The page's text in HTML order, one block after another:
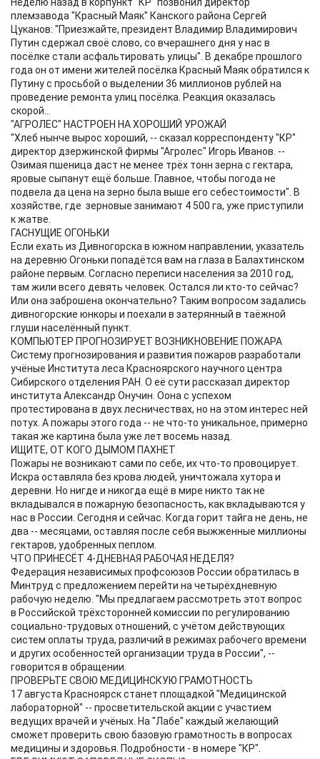
племзавода "Красный Маяк" Канского района Сергей
Цуканов: "Приезжайте, президент Владимир Владимирович
Путин сдержал своё слово, со вчерашнего дня у нас в
посёлке стали асфальтировать улицы". В декабре прошлого
года он от имени жителей посёлка Красный Маяк обратился к
Путину с просьбой о выделении 36 миллионов рублей на
проведение ремонта улиц посёлка. Реакция оказалась
скорой...
"АГРОЛЕС" НАСТРОЕН НА ХОРОШИЙ УРОЖАЙ
"Хлеб нынче вырос хороший, -- сказал корреспонденту "КР"
директор дзержинской фирмы "Агролес" Игорь Иванов. --
Озимая пшеница даст не менее трёх тонн зерна с гектара,
яровые сыпанут ещё больше. Главное, чтобы погода не
подвела да цена на зерно была выше его себестоимости". В
хозяйстве, где зерновые занимают 4 500 га, уже приступили
к жатве.
ГАСНУЩИЕ ОГОНЬКИ
Если ехать из Дивногорска в южном направлении, указатель
на деревню Огоньки попадётся вам на глаза в Балахтинском
районе первым. Согласно переписи населения за 2010 год,
там жили всего девять человек. Остался ли кто-то сейчас?
Или она заброшена окончательно? Таким вопросом задались
дивногорские юнкоры и поехали в затерянный в таёжной
глуши населённый пункт.
КОМПЬЮТЕР ПРОГНОЗИРУЕТ ВОЗНИКНОВЕНИЕ ПОЖАРА
Систему прогнозирования и развития пожаров разработали
учёные Института леса Красноярского научного центра
Сибирского отделения РАН. О её сути рассказал директор
института Александр Онучин. Оона с успехом
протестирована в двух лесничествах, но на этом интерес ней
потух. А пожары этого года -- не что-то уникальное, примерно
такая же картина была уже лет восемь назад.
ИЩИТЕ, ОТ КОГО ДЫМОМ ПАХНЕТ
Пожары не возникают сами по себе, их что-то провоцирует.
Искра оставляла без крова людей, уничтожала хутора и
деревни. Но нигде и никогда ещё в мире никто так не
вкладывался в пожарную безопасность, как вкладываются у
нас в России. Сегодня и сейчас. Когда горит тайга не день, не
два -- месяцами, оставляя после себя выжженные миллионы
гектаров, удобренных пеплом.
ЧТО ПРИНЕСЁТ 4-ДНЕВНАЯ РАБОЧАЯ НЕДЕЛЯ?
Федерация независимых профсоюзов России обратилась в
Минтруд с предложением перейти на четырёхдневную
рабочую неделю. "Мы предлагаем рассмотреть этот вопрос
в Российской трёхсторонней комиссии по регулированию
социально-трудовых отношений, с учётом действующих
систем оплаты труда, различий в режимах рабочего времени
и других особенностей организации труда в России", --
говорится в обращении.
ПРОВЕРЬТЕ СВОЮ МЕДИЦИНСКУЮ ГРАМОТНОСТЬ
17 августа Красноярск станет площадкой "Медицинской
лабораторной" -- просветительской акции с участием
ведущих врачей и учёных. На "Лабе" каждый желающий
сможет проверить свою базовую грамотность в вопросах
медицины и здоровья. Подробности - в номере "КР".